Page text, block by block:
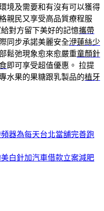
境及需要和有沒有可以獲得
親民又享受高品質療程服
對方留下美好的記憶攜帶
同步承諾美麗安全洢蓮絲少
鬆弛現象愈來愈嚴重童顏針
即可享受超值優惠。 拉提
水果的果糖跟乳製品的植牙
器為每天台北當舖完善跑
白針加汽車借款立案減肥